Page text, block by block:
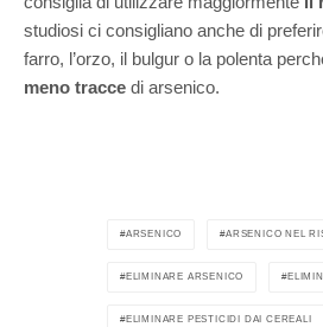
studiosi ci consigliano anche di
farro, l’orzo, il bulgur o la polenta
meno tracce di arsenico.
ARSENICO ARSENICO NEL
ELIMINARE ARSENICO
ELIMINARE PESTICIDI DAI CEREALI